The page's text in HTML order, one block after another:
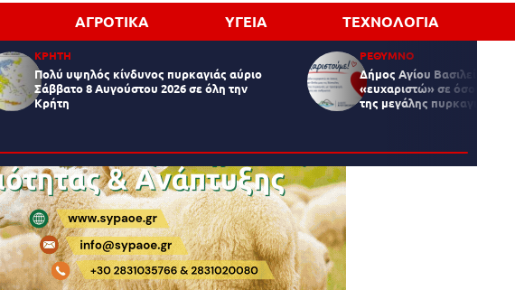
ΑΓΡΟΤΙΚΑ ΥΓΕΙΑ ΤΕΧΝΟΛΟΓΙΑ
ΚΡΗΤΗ
Πολύ υψηλός κίνδυνος πυρκαγιάς αύριο
Σάββατο 8 Αυγούστου 2026 σε όλη την
Κρήτη
ΡΕΘΥΜΝΟ
Δήμος Αγίου Βασιλείου:
«ευχαριστώ» σε όσους
της μεγάλης πυρκαγιάς